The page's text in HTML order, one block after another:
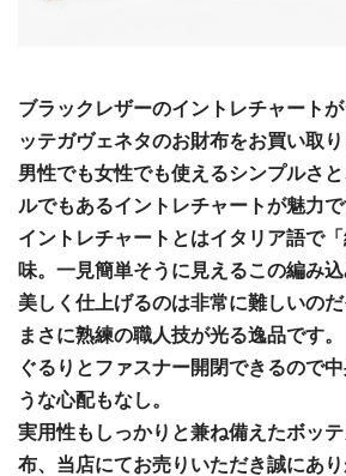
ブラックレザーのイントレチャート
ッテガヴェネタのお財布をお買い取り
男性でも女性でも使えるシンプルさ
ルでもあるイントレチャートが魅力で
イントレチャートとはイタリア語で
味。一見簡単そうに見えるこの編み
美しく仕上げるのは非常に難しいのだ
まさに熟練の職人技が光る逸品です。
ぐるりとファスナー開閉できるので
うな心配もなし。
実用性もしっかりと兼ね備えたボッ
布、当店にてお売りいただき誠にあ